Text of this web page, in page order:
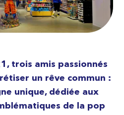
trois amis passionnés
un rêve commun :
unique, dédiée aux
de la pop